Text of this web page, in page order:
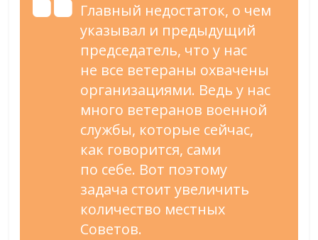
Главный недостаток, о чем
указывал и предыдущий
председатель, что у нас
не все ветераны охвачены
организациями. Ведь у нас
много ветеранов военной
службы, которые сейчас,
как говорится, сами
по себе. Вот поэтому
задача стоит увеличить
количество местных
Советов.